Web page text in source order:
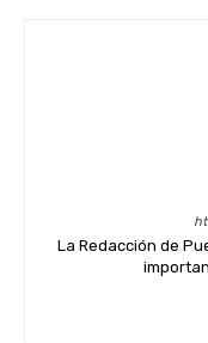
La Redacción de